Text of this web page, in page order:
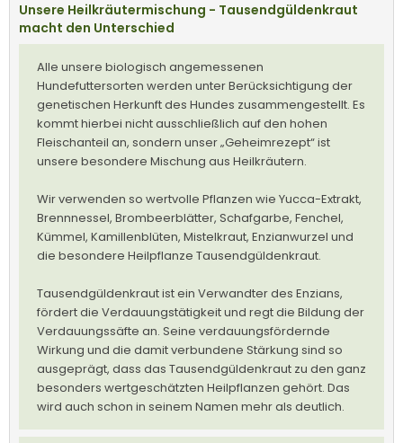
Unsere Heilkräutermischung - Tausendgüldenkraut
macht den Unterschied
Alle unsere biologisch angemessenen
Hundefuttersorten werden unter Berücksichtigung der
genetischen Herkunft des Hundes zusammengestellt. Es
kommt hierbei nicht ausschließlich auf den hohen
Fleischanteil an, sondern unser „Geheimrezept“ ist
unsere besondere Mischung aus Heilkräutern.
Wir verwenden so wertvolle Pflanzen wie Yucca-Extrakt,
Brennnessel, Brombeerblätter, Schafgarbe, Fenchel,
Kümmel, Kamillenblüten, Mistelkraut, Enzianwurzel und
die besondere Heilpflanze Tausendgüldenkraut.
Tausendgüldenkraut ist ein Verwandter des Enzians,
fördert die Verdauungstätigkeit und regt die Bildung der
Verdauungssäfte an. Seine verdauungsfördernde
Wirkung und die damit verbundene Stärkung sind so
ausgeprägt, dass das Tausendgüldenkraut zu den ganz
besonders wertgeschätzten Heilpflanzen gehört. Das
wird auch schon in seinem Namen mehr als deutlich.